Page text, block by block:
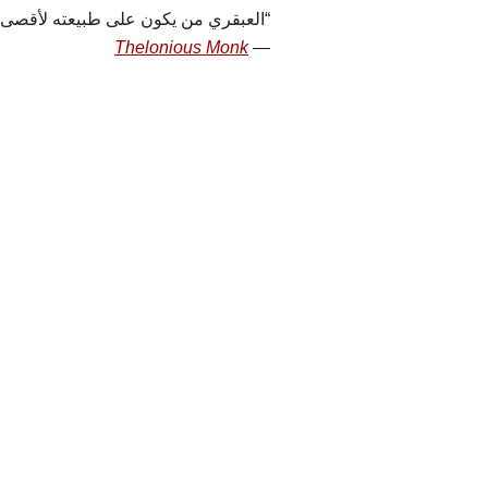
العبقري من يكون على طبيعته
Thelonious Monk